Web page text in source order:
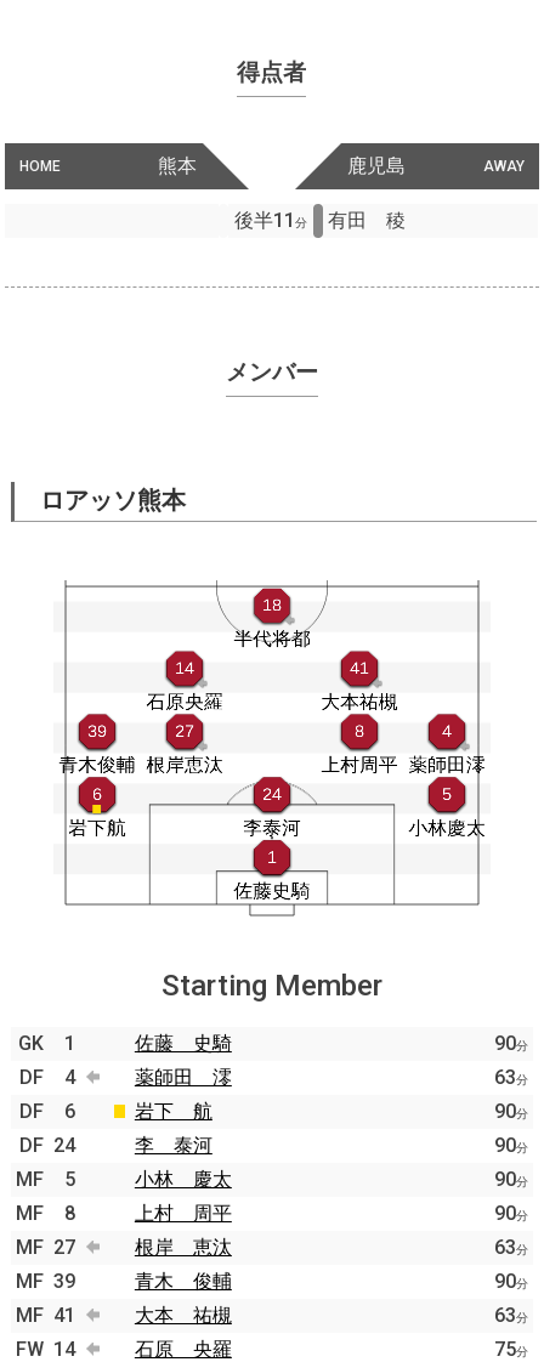
得点者
HOME 熊本 AWAY
鹿児島
後半11分 有田 稜
メンバー
ロアッソ熊本
Starting Member
GK 1 佐藤 史騎 90分
DF 4 薬師田 澪 63分
DF 6 岩下 航 90分
DF 24 李 泰河 90分
MF 5 小林 慶太 90分
MF 8 上村 周平 90分
MF 27 根岸 恵汰 63分
MF 39 青木 俊輔 90分
MF 41 大本 祐槻 63分
FW 14 石原 央羅 75分